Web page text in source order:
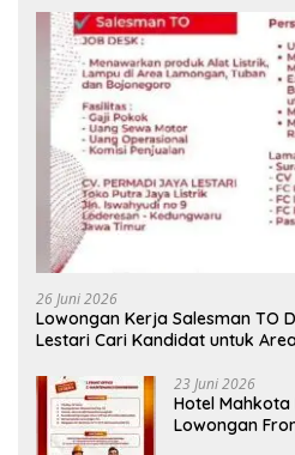
26 Juni 2026
Lowongan Kerja Salesman TO
Lestari Cari Kandidat untuk
23 Juni 2026
Hotel
Lowongan